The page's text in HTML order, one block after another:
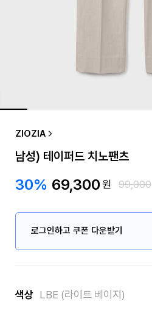
ZIOZIA
남성) 테이퍼드 치노팬츠
30% 69,300원 99,000
로그인하고 쿠폰 다운받기
색상 LBE (라이트 베이지)